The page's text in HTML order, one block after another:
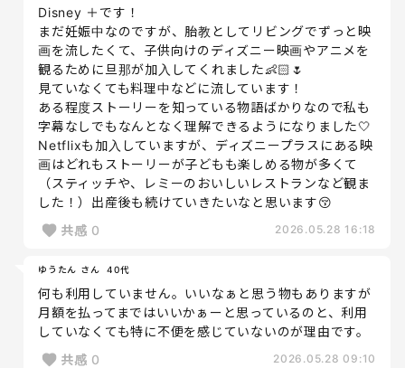
Disney ＋です！
まだ妊娠中なのですが、胎教としてリビングでずっと映
画を流したくて、子供向けのディズニー映画やアニメを
観るために旦那が加入してくれました👶🏻🌷
見ていなくても料理中などに流しています！
ある程度ストーリーを知っている物語ばかりなので私も
字幕なしでもなんとなく理解できるようになりました🤍
Netflixも加入していますが、ディズニープラスにある映
画はどれもストーリーが子どもも楽しめる物が多くて
（スティッチや、レミーのおいしいレストランなど観ま
した！）出産後も続けていきたいなと思います😚
共感 0 2026.05.28 16:18
ゆうたん さん 40代
何も利用していません。いいなぁと思う物もありますが
月額を払ってまではいいかぁーと思っているのと、利用
していなくても特に不便を感じていないのが理由です。
共感 0 2026.05.28 09:10